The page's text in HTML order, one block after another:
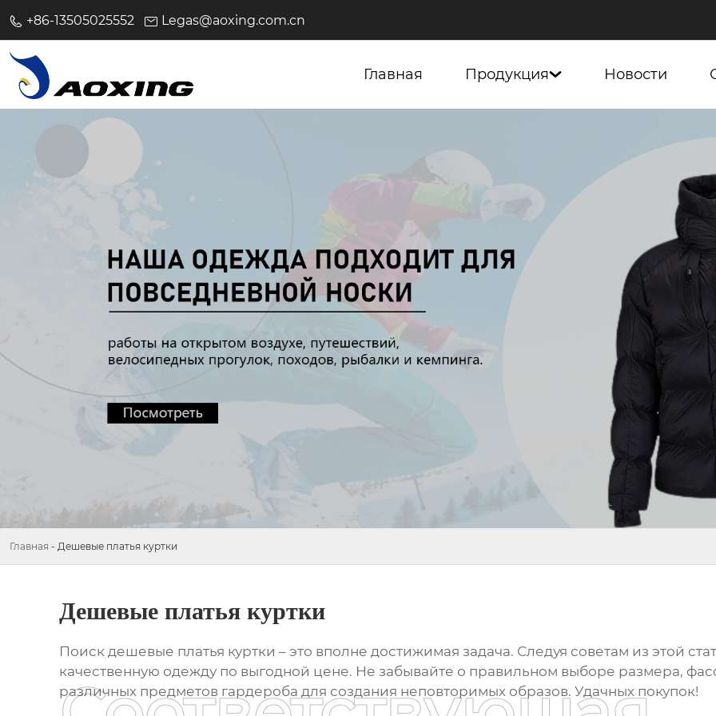
+86-13505025552 Legas@aoxing.com.cn
Главная Продукция Новости
Главная - Дешевые платья куртки
Дешевые платья куртки
Поиск дешевые платья куртки – это вполне достижимая задача. Следуя советам из этой
качественную одежду по выгодной цене. Не забывайте о правильном выборе размера,
различных предметов гардероба для создания неповторимых образов. Удачных покупок!